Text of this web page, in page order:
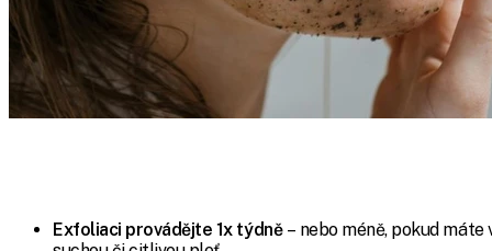
Exfoliaci provádějte 1x týdně – nebo méně, pokud máte